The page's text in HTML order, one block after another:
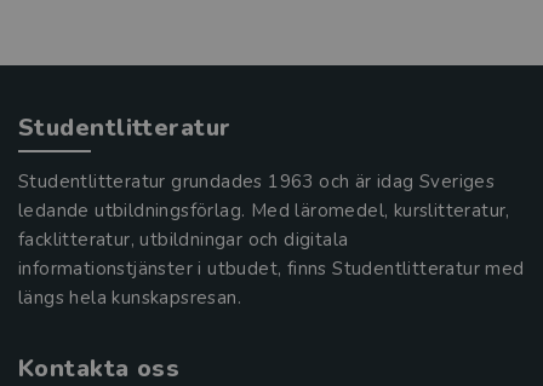
Studentlitteratur
Studentlitteratur grundades 1963 och är idag Sveriges
ledande utbildningsförlag. Med läromedel, kurslitteratur,
facklitteratur, utbildningar och digitala
informationstjänster i utbudet, finns Studentlitteratur med
längs hela kunskapsresan.
Kontakta oss